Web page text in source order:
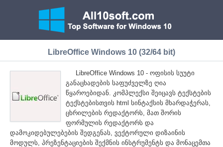
LibreOffice Windows 10 (32/64 bit)
LibreOffice Windows 10 - ოფისის სუუტი
განაცხადების საფუძველზე ღია
წყაროებიდან. კომპლექსი შეიცავს ტექსტების
ტექსტებისთვის html სინტაქსის მხარდაჭერას,
ცხრილების რედაქტორს, მათ შორის
ფორმულის რედაქტორს და
დამოკიდებულებების შედგენას, ვექტორული დიზაინის
მოდულს, პრეზენტაციების შექმნის ინსტრუმენტს და მონაცემთა